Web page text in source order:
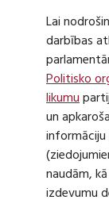
Lai
darbības
Politisko
likumu
un
naudām,
izdevumu